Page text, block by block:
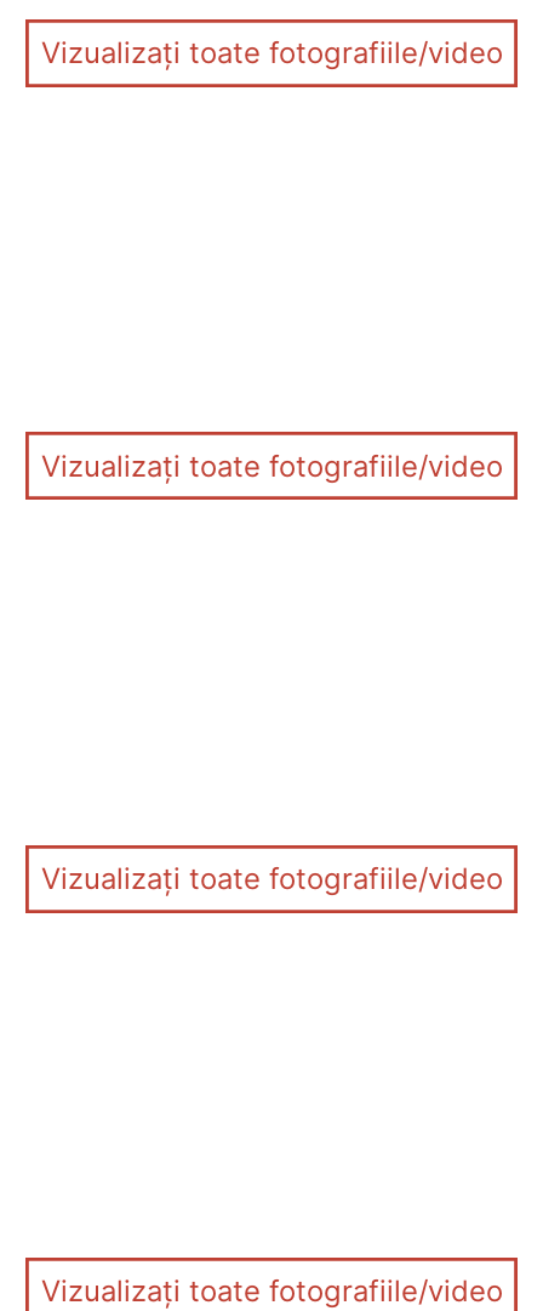
Vizualizați toate fotografiile/video
Vizualizați toate fotografiile/video
Vizualizați toate fotografiile/video
Vizualizați toate fotografiile/video